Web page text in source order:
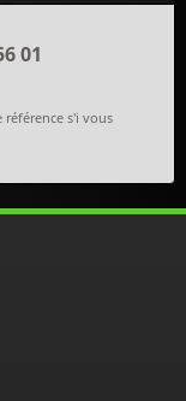
01
s'i vous